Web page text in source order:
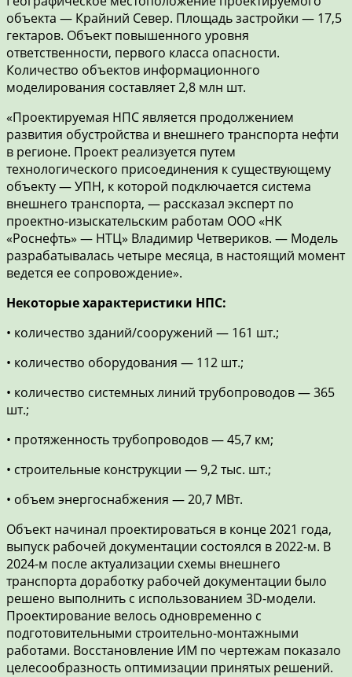
объекта — Крайний Север. Площадь застройки — 17,5
гектаров. Объект повышенного уровня
ответственности, первого класса опасности.
Количество объектов информационного
моделирования составляет 2,8 млн шт.
«Проектируемая НПС является продолжением
развития обустройства и внешнего транспорта нефти
в регионе. Проект реализуется путем
технологического присоединения к существующему
объекту — УПН, к которой подключается система
внешнего транспорта, — рассказал эксперт по
проектно-изыскательским работам ООО «НК
«Роснефть» — НТЦ» Владимир Четвериков. — Модель
разрабатывалась четыре месяца, в настоящий момент
ведется ее сопровождение».
Некоторые характеристики НПС:
• количество зданий/сооружений — 161 шт.;
• количество оборудования — 112 шт.;
• количество системных линий трубопроводов — 365
шт.;
• протяженность трубопроводов — 45,7 км;
• строительные конструкции — 9,2 тыс. шт.;
• объем энергоснабжения — 20,7 МВт.
Объект начинал проектироваться в конце 2021 года,
выпуск рабочей документации состоялся в 2022-м. В
2024-м после актуализации схемы внешнего
транспорта доработку рабочей документации было
решено выполнить с использованием 3D-модели.
Проектирование велось одновременно с
подготовительными строительно-монтажными
работами. Восстановление ИМ по чертежам показало
целесообразность оптимизации принятых решений.